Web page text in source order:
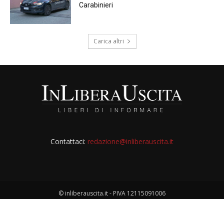
Carabinieri
Carica altri
Contattaci: redazione@inliberauscita.it
© inliberauscita.it - PIVA 12115091006